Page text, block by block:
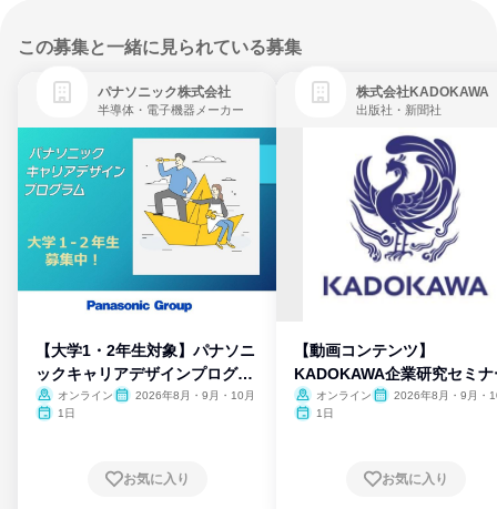
この募集と一緒に見られている募集
パナソニック株式会社
半導体・電子機器メーカー
【大学1・2年生対象】パナソニ
ックキャリアデザインプログラ
ム
オンライン
2026年8月・9月・10月
1日
お気に入り
株式会社KADOKAWA
出版社・新聞社
【動画コンテンツ】
KADOKAWA企業研究セミナ
オンライン
2026年8月・9月・
1日
お気に入り